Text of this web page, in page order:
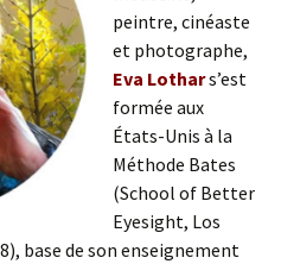
peintre, cinéaste
et photographe,
Eva Lothars’est
formée aux
États-Unis à la
Méthode Bates
(School of Better
Eyesight, Los
base de son enseignement